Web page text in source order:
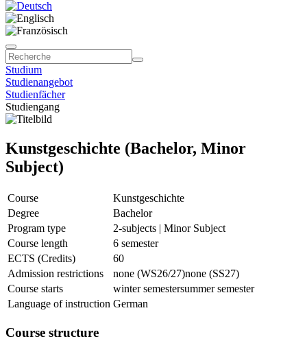
Studium
Studienangebot
Studienfächer
Studiengang
Kunstgeschichte (Bachelor, Minor
Subject)
Course
Kunstgeschichte
Degree
Bachelor
Program type
2-subjects | Minor Subject
Course length
6 semester
ECTS (Credits)
60
Admission restrictions
none (WS26/27)none (SS27)
Course starts
winter semestersummer semester
Language of instruction German
Course structure